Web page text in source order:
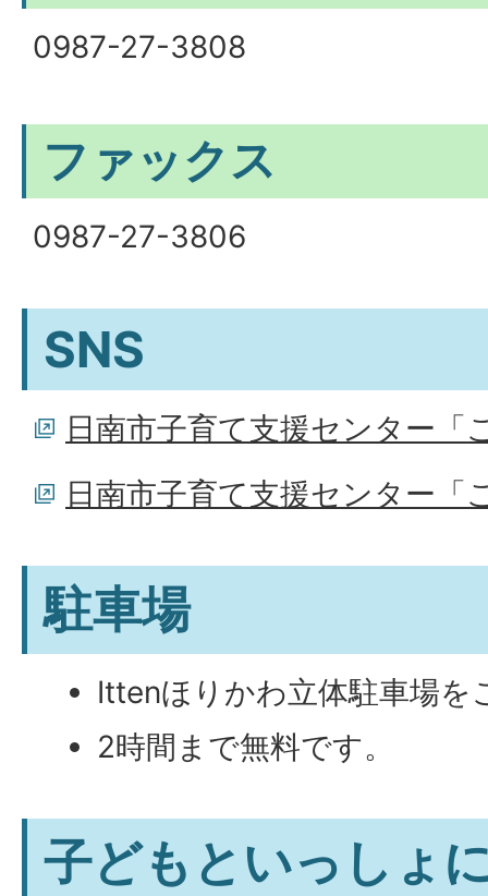
0987-27-3808
ファックス
0987-27-3806
SNS
日南市子育て支援センター
日南市子育て支援センター「
駐車場
Ittenほりかわ立体駐車場を
2時間まで無料です。
子どもといっしょ